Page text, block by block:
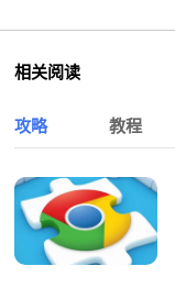
相关阅读
攻略 教程